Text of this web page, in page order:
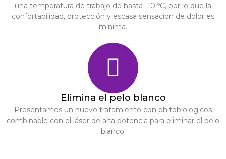
una temperatura de trabajo de hasta -10 ºC, por lo que la
confortabilidad, protección y escasa sensación de dolor es
mínima.​
Elimina el pelo blanco
Presentamos un nuevo tratamiento con phitobiologicos
combinable con el láser de alta potencia para eliminar el pelo
blanco.